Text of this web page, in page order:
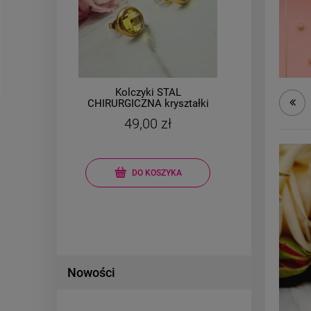
Kolczyki STAL
CHIRURGICZNA kryształki
49,00 zł
DO KOSZYKA
Nowości